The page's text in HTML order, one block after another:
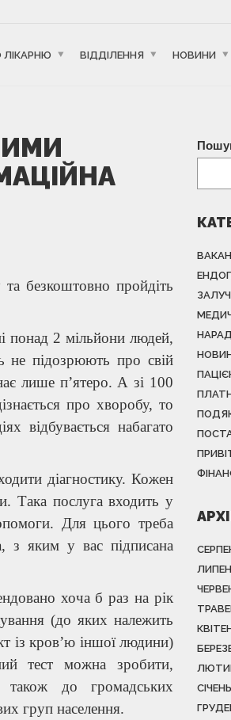
ЛІКАРНЮ ВІДДІЛЕННЯ НОВИНИ
безкоштовно пройдіть
понад 2 мільйони людей,
не підозрюють про свій
лише п’ятеро. А зі 100
про хворобу, то
відбувається набагато
діагностику. Кожен
Така послуга входить у
Для цього треба
з яким у вас підписана
хоча б раз на рік
(до яких належить
із кров’ю іншої людини)
тест можна зробити,
також до громадських
груп населення.